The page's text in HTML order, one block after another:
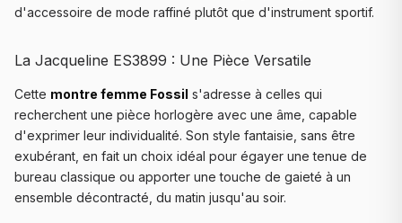
d'accessoire de mode raffiné plutôt que d'instrument sportif.
La Jacqueline ES3899 : Une Pièce Versatile
Cette montre femme Fossil s'adresse à celles qui
recherchent une pièce horlogère avec une âme, capable
d'exprimer leur individualité. Son style fantaisie, sans être
exubérant, en fait un choix idéal pour égayer une tenue de
bureau classique ou apporter une touche de gaieté à un
ensemble décontracté, du matin jusqu'au soir.